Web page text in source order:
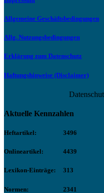
Allgemeine Geschäftsbedingungen
Allg. Nutzungsbedingungen
Erklärung zum Datenschutz
Haftungshinweise (Disclaimer)
Aktuelle Kennzahlen
Heftartikel: 3496
Onlineartikel: 4439
Lexikon-Einträge: 313
Normen: 2341